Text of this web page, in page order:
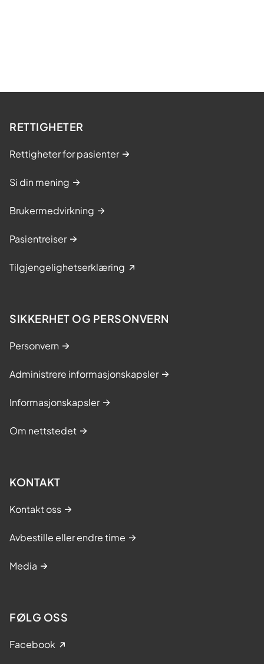
RETTIGHETER
Rettigheter for pasienter
Si din mening
Brukermedvirkning
Pasientreiser
Tilgjengelighetserklæring
SIKKERHET OG PERSONVERN
Personvern
Administrere informasjonskapsler
Informasjonskapsler
Om nettstedet
KONTAKT
Kontakt oss
Avbestille eller endre time
Media
FØLG OSS
Facebook